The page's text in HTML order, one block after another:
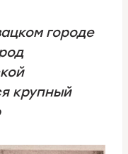
городе
крупный